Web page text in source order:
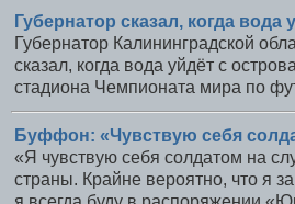
Губернатор сказал, когда вода
Губернатор Калининградской
сказал, когда вода уйдёт с
стадиона Чемпионата мира по
Буффон: «Чувствую себя
«Я чувствую себя солдатом на
страны. Крайне вероятно, что я